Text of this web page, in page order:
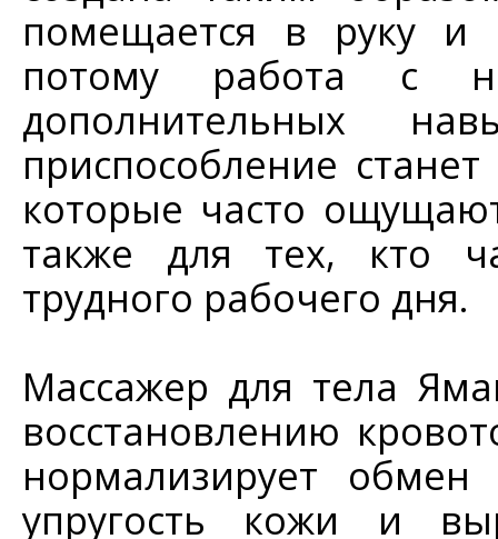
помещается в руку и
потому работа с
дополнительных
приспособление
которые часто
также для тех, кто
трудного рабочего дня.
Массажер для тела
восстановлению
нормализирует
упругость кожи и